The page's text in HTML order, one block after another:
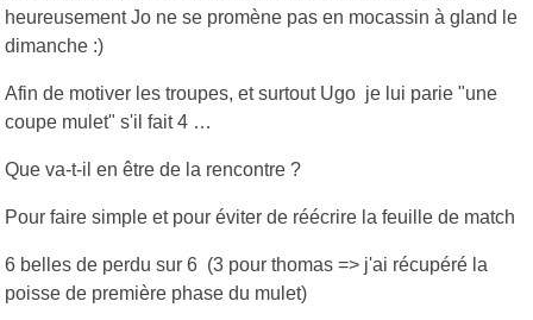
heureusement Jo ne se promène pas en mocassin à gland le
dimanche :)
Afin de motiver les troupes, et surtout Ugo je lui parie "une
coupe mulet" s'il fait 4 …
Que va-t-il en être de la rencontre ?
Pour faire simple et pour éviter de réécrire la feuille de match
6 belles de perdu sur 6 (3 pour thomas => j'ai récupéré la
poisse de première phase du mulet)